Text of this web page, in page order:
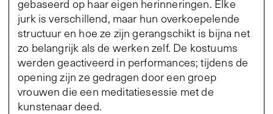
gebaseerd op haar eigen herinneringen. Elke
jurk is verschillend, maar hun overkoepelende
structuur en hoe ze zijn gerangschikt is bijna net
zo belangrijk als de werken zelf. De kostuums
werden geactiveerd in performances; tijdens de
opening zijn ze gedragen door een groep
vrouwen die een meditatiesessie met de
kunstenaar deed.